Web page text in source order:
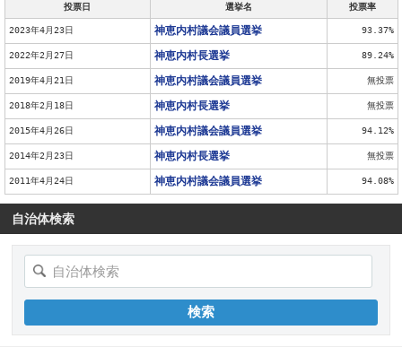
投票日 選挙名 投票率
2023年4月23日 神恵内村議会議員選挙 93.37%
2022年2月27日 神恵内村長選挙 89.24%
2019年4月21日 神恵内村議会議員選挙 無投票
2018年2月18日 神恵内村長選挙 無投票
2015年4月26日 神恵内村議会議員選挙 94.12%
2014年2月23日 神恵内村長選挙 無投票
2011年4月24日 神恵内村議会議員選挙 94.08%
自治体検索